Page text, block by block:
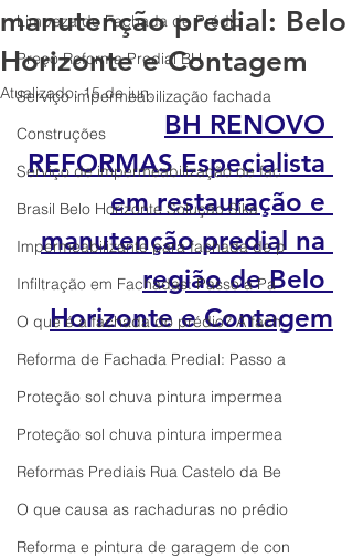
Limpeza de Fachada de Prédio
Preço Reforma Predial BH
Serviço impermeabilização fachada
Construções
Serviço de impermeabilização de fac
Brasil Belo Horizonte Solução Sika
Impermeabilizante para fachada de p
Infiltração em Fachadas: Passo a Pa
O que é a fachada do prédio? A fach
Reforma de Fachada Predial: Passo a
Proteção sol chuva pintura impermea
Proteção sol chuva pintura impermea
Reformas Prediais Rua Castelo da Be
O que causa as rachaduras no prédio
Reforma e pintura de garagem de con
manutenção predial: Belo
Horizonte e Contagem
Atualizado:15 de jun.
BH RENOVO
REFORMAS Especialista
em restauração e
manutenção predial na
região de Belo
Horizonte e Contagem